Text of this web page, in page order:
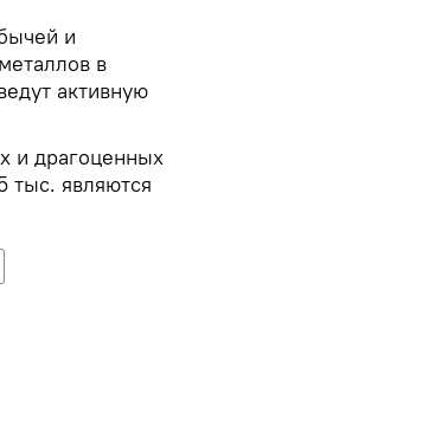
и
в
активную
и драгоценных
тыс. являются